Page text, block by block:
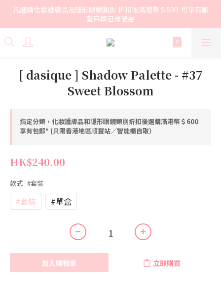
凡選購化妝護膚品及隱形眼鏡類別 折扣後滿港幣＄600  可享有順
豐自取包郵優惠
[ dasique ] Shadow Palette - #37
Sweet Blossom
指定分類，化妝護膚品和隱形眼鏡類別折扣後選購滿港幣＄600
享有包郵* (只限香港地區順豐站／智能櫃自取）
HK$240.00
款式 : #套裝
#套裝 #單盒
加入購物車 立即購買